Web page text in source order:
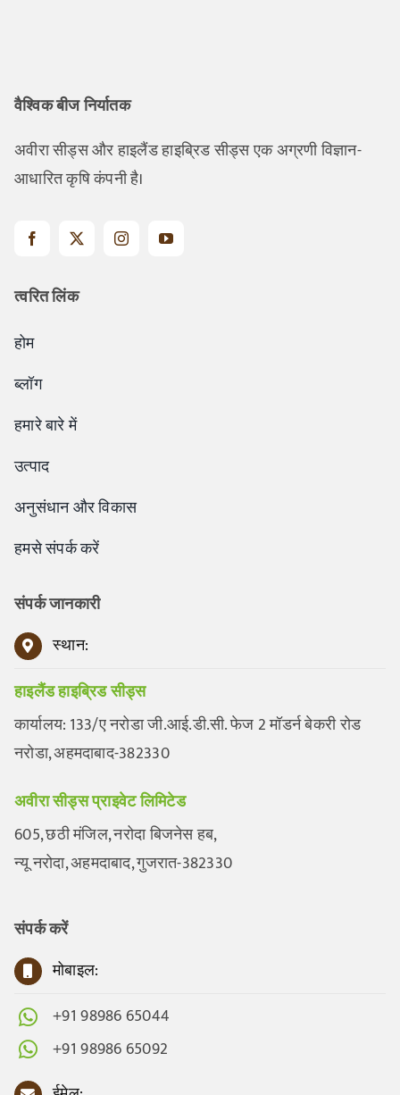
वैश्विक बीज निर्यातक
अवीरा सीड्स और हाइलैंड हाइब्रिड सीड्स एक अग्रणी विज्ञान-
आधारित कृषि कंपनी है।
त्वरित लिंक
होम
ब्लॉग
हमारे बारे में
उत्पाद
अनुसंधान और विकास
हमसे संपर्क करें
संपर्क जानकारी
स्थान:
हाइलैंड हाइब्रिड सीड्स
कार्यालय: 133/ए नरोडा जी.आई.डी.सी. फेज 2 मॉडर्न बेकरी रोड
नरोडा, अहमदाबाद-382330
अवीरा सीड्स प्राइवेट लिमिटेड
605, छठी मंजिल, नरोदा बिजनेस हब,
न्यू नरोदा, अहमदाबाद, गुजरात-382330
संपर्क करें
मोबाइल:
+91 98986 65044
+91 98986 65092